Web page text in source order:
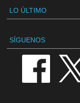
LO ÚLTIMO
SÍGUENOS